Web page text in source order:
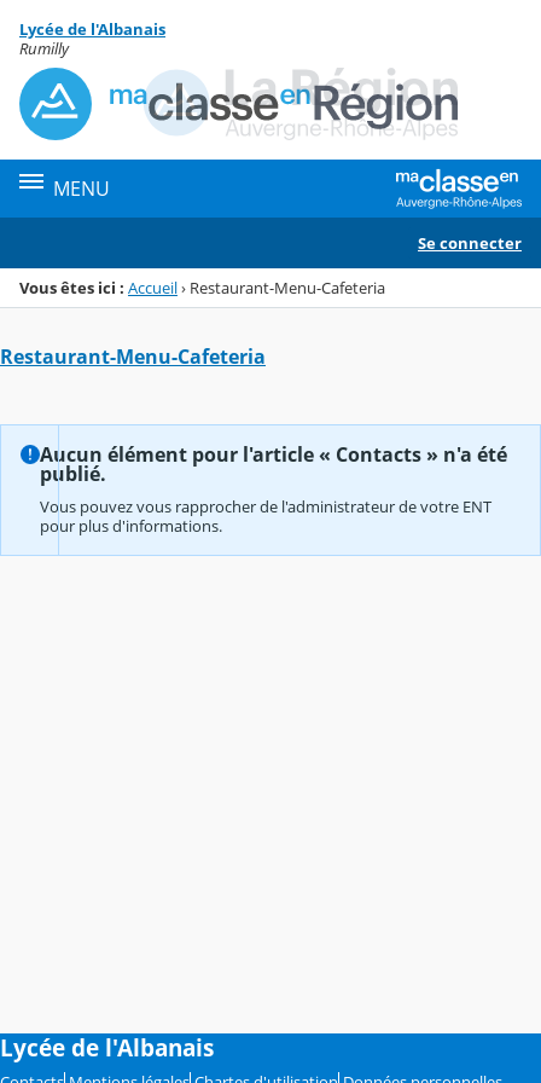
Menu de la rubrique
Contenu
Lycée de l'Albanais
Rumilly
MENU
Se connecter
Vous êtes ici : Accueil› Restaurant-Menu-Cafeteria
Restaurant-Menu-Cafeteria
Aucun élément pour l'article « Contacts » n'a été
publié.
Vous pouvez vous rapprocher de l'administrateur de votre ENT
pour plus d'informations.
Lycée de l'Albanais